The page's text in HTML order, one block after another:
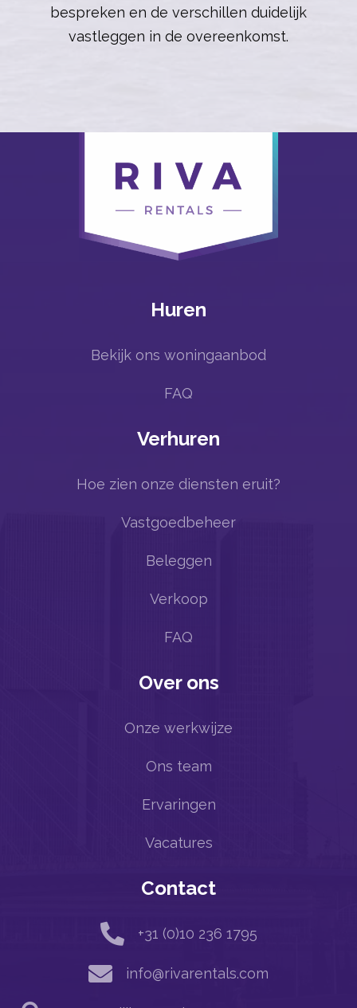
bespreken en de verschillen duidelijk
vastleggen in de overeenkomst.
Huren
Bekijk ons woningaanbod
FAQ
Verhuren
Hoe zien onze diensten eruit?
Vastgoedbeheer
Beleggen
Verkoop
FAQ
Over ons
Onze werkwijze
Ons team
Ervaringen
Vacatures
Contact
 +31 (0)10 236 1795
 info@rivarentals.com